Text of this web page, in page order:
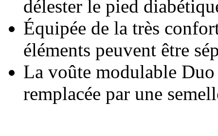
délester le pied
Équipée de la très
éléments peuvent être
La voûte modulable
remplacée par une